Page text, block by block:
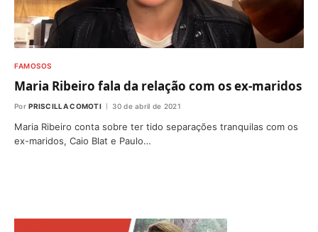
FAMOSOS
Maria Ribeiro fala da relação com os ex-maridos
Por PRISCILLA COMOTI 30 de abril de 2021
Maria Ribeiro conta sobre ter tido separações tranquilas com os
ex-maridos, Caio Blat e Paulo…